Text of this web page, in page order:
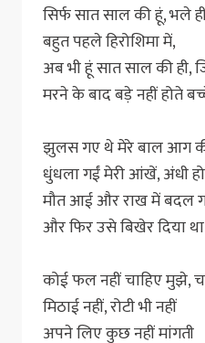
सिर्फ सात साल की हूं, भले
बहुत पहले हिरोशिमा में,
अब भी हूं सात साल की ही,
मरने के बाद बड़े नहीं होते
झुलस गए थे मेरे बाल आग
धुंधला गईं मेरी आंखें, अंधी
मौत आई और राख में बदल गई
और फिर उसे बिखेर दिया
कोई फल नहीं चाहिए मुझे,
मिठाई नहीं, रोटी भी नहीं
अपने लिए कुछ नहीं मांगती